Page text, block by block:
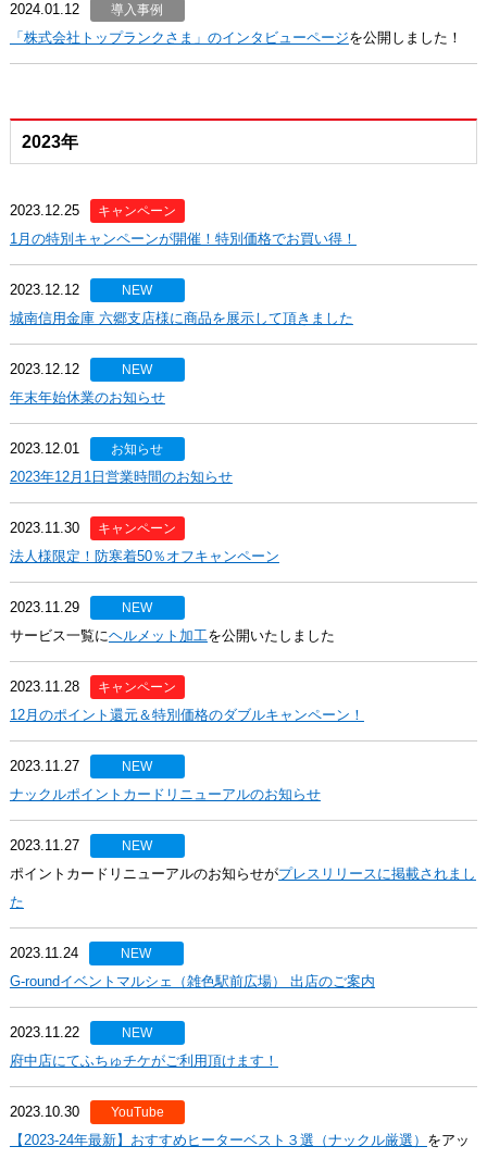
2024.01.12 導入事例
「株式会社トップランクさま」のインタビューページを公開しました！
2023年
2023.12.25 キャンペーン
1月の特別キャンペーンが開催！特別価格でお買い得！
2023.12.12 NEW
城南信用金庫 六郷支店様に商品を展示して頂きました
2023.12.12 NEW
年末年始休業のお知らせ
2023.12.01 お知らせ
2023年12月1日営業時間のお知らせ
2023.11.30 キャンペーン
法人様限定！防寒着50％オフキャンペーン
2023.11.29 NEW
サービス一覧にヘルメット加工を公開いたしました
2023.11.28 キャンペーン
12月のポイント還元＆特別価格のダブルキャンペーン！
2023.11.27 NEW
ナックルポイントカードリニューアルのお知らせ
2023.11.27 NEW
ポイントカードリニューアルのお知らせがプレスリリースに掲載されまし
た
2023.11.24 NEW
G-roundイベントマルシェ（雑色駅前広場） 出店のご案内
2023.11.22 NEW
府中店にてふちゅチケがご利用頂けます！
2023.10.30 YouTube
【2023-24年最新】おすすめヒーターベスト３選（ナックル厳選） をアッ